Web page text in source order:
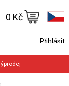
Přihlásit
0 Kč